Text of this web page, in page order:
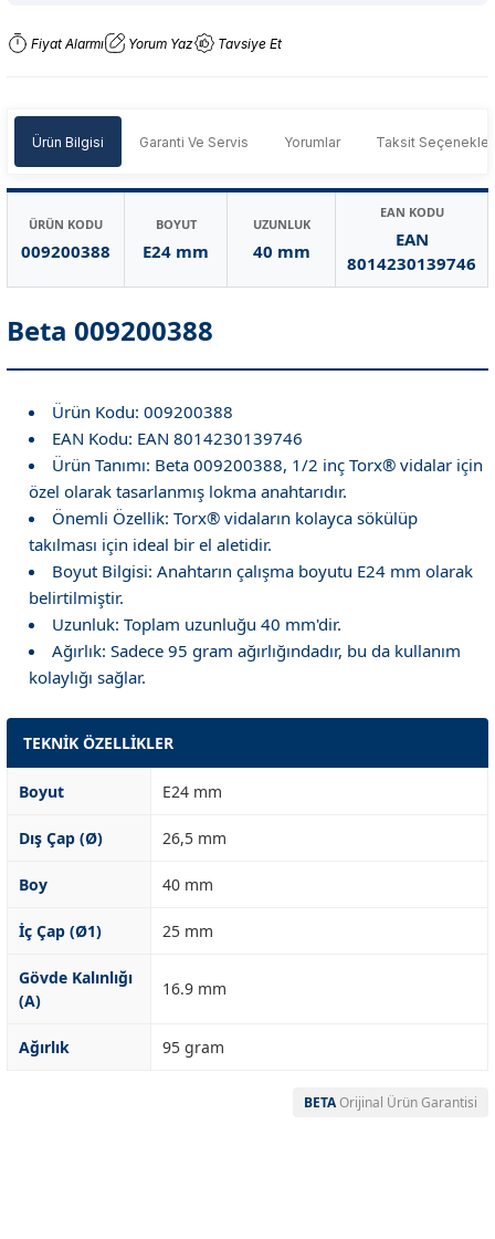
Fiyat Alarmı Yorum Yaz Tavsiye Et
Ürün Bilgisi Garanti Ve Servis Yorumlar Taksit
ÜRÜN KODU
009200388
BOYUT
E24 mm
UZUNLUK
40 mm
EAN KODU
EAN
8014230139746
Beta 009200388
Ürün Kodu: 009200388
EAN Kodu: EAN 8014230139746
Ürün Tanımı: Beta 009200388, 1/2 inç Torx® vidalar için
özel olarak tasarlanmış lokma anahtarıdır.
Önemli Özellik: Torx® vidaların kolayca sökülüp
takılması için ideal bir el aletidir.
Boyut Bilgisi: Anahtarın çalışma boyutu E24 mm olarak
belirtilmiştir.
Uzunluk: Toplam uzunluğu 40 mm'dir.
Ağırlık: Sadece 95 gram ağırlığındadır, bu da kullanım
kolaylığı sağlar.
TEKNİK ÖZELLİKLER
Boyut E24 mm
Dış Çap (Ø) 26,5 mm
Boy 40 mm
İç Çap (Ø1) 25 mm
Gövde Kalınlığı
(A)
16.9 mm
Ağırlık 95 gram
BETAOrijinal Ürün Garantisi